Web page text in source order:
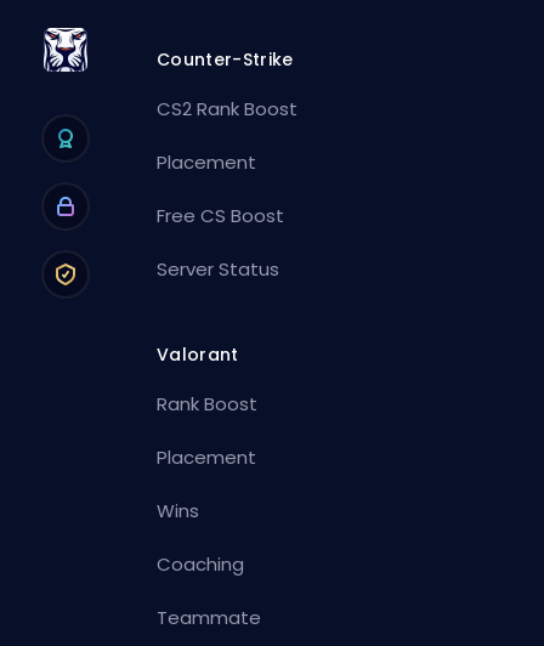
Counter-Strike
CS2 Rank Boost
Placement
Free CS Boost
Server Status
Valorant
Rank Boost
Placement
Wins
Coaching
Teammate